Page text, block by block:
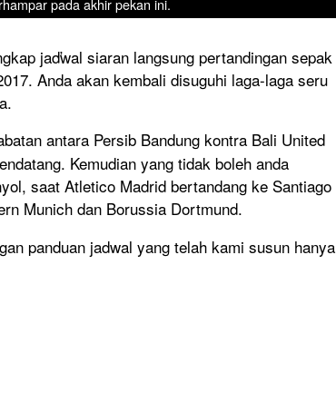
pada akhir pekan ini.
jaďwal siaran langsung pertandingan sepak
Anda akan kembali disuguhi laga-laga seru
antara Persib Bandung kontra Bali United
Kemudian yang tidak boleh anda
saat Atletico Madrid bertandang ke Santiago
Munich dan Borussia Dortmund.
panduan jadwal yang telah kami susun hanya